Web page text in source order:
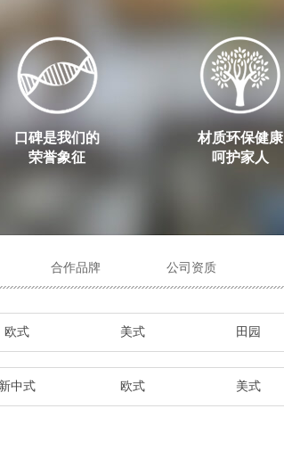
材质环保健康
呵护家人
口碑是我们的
荣誉象征
合作品牌 公司资质
欧式 美式 田园
新中式 欧式 美式